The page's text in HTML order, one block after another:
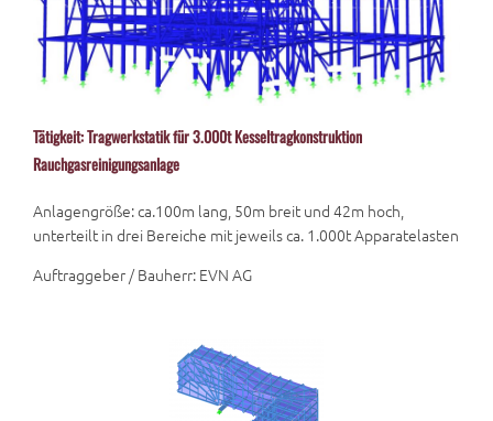
Tätigkeit: Tragwerkstatik für 3.000t Kesseltragkonstruktion
Rauchgasreinigungsanlage
Anlagengröße: ca.100m lang, 50m breit und 42m hoch,
unterteilt in drei Bereiche mit jeweils ca. 1.000t Apparatelasten
Auftraggeber / Bauherr: EVN AG